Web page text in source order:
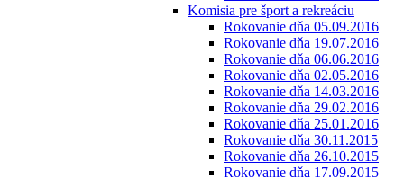
Komisia pre šport a rekreáciu
Rokovanie dňa 05.09.2016
Rokovanie dňa 19.07.2016
Rokovanie dňa 06.06.2016
Rokovanie dňa 02.05.2016
Rokovanie dňa 14.03.2016
Rokovanie dňa 29.02.2016
Rokovanie dňa 25.01.2016
Rokovanie dňa 30.11.2015
Rokovanie dňa 26.10.2015
Rokovanie dňa 17.09.2015